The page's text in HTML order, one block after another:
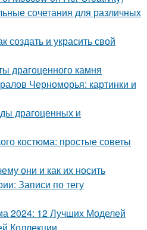
сочетания для различных
создать и украсить свой
драгоценного камня
Черноморья: картинки и
драгоценных и
костюма: простые советы
они и как их носить
Записи по тегу
2024: 12 Лучших Моделей
Коллекции